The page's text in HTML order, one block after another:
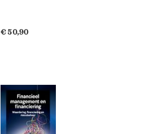
€ 50,90